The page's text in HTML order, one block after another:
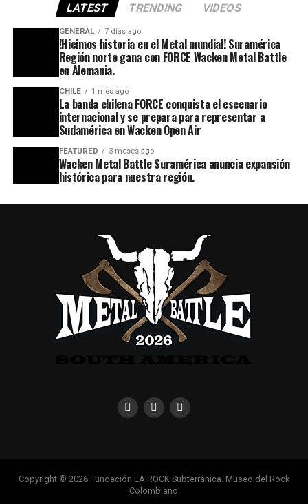
LATEST TRENDING VIDEOS
GENERAL 7 días ago
!Hicimos historia en el Metal mundial! Suramérica
Región norte gana con FORCE Wacken Metal Battle
en Alemania.
CHILE 1 mes ago
La banda chilena FORCE conquista el escenario
internacional y se prepara para representar a
Sudamérica en Wacken Open Air
FEATURED 3 meses ago
Wacken Metal Battle Suramérica anuncia expansión
histórica para nuestra región.
Copyright © 2026 Fundación LA ROCK Subterránica. Museo del Rock
Colombiano